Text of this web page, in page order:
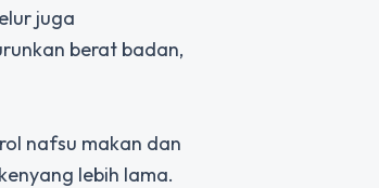
juga
berat badan,
nafsu makan dan
lebih lama.